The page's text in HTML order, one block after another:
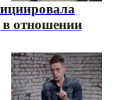
в отношении